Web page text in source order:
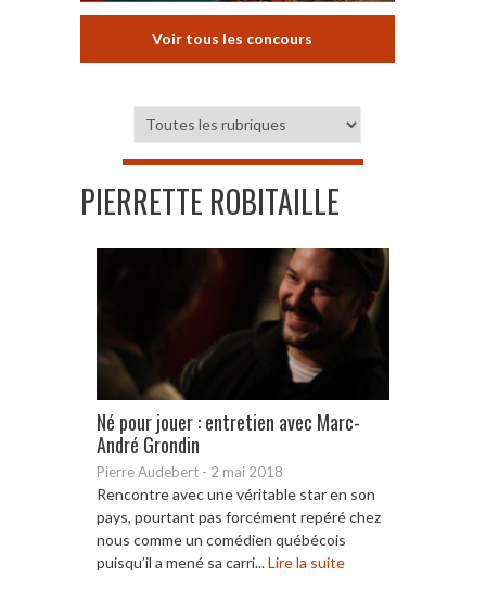
Voir tous les concours
PIERRETTE ROBITAILLE
Né pour jouer : entretien avec Marc-
André Grondin
Pierre Audebert - 2 mai 2018
Rencontre avec une véritable star en son
pays, pourtant pas forcément repéré chez
nous comme un comédien québécois
puisqu’il a mené sa carri...Lire la suite